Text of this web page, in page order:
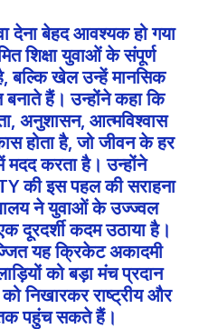
देना बेहद आवश्यक हो गया
शिक्षा युवाओं के संपूर्ण
बल्कि खेल उन्हें मानसिक
हैं। उन्होंने कहा कि
अनुशासन, आत्मविश्वास
होता है, जो जीवन के हर
मदद करता है। उन्होंने
की इस पहल की सराहना
ने युवाओं के उज्ज्वल
दूरदर्शी कदम उठाया है।
यह क्रिकेट अकादमी
को बड़ा मंच प्रदान
निखारकर राष्ट्रीय और
तक पहुंच सकते हैं।